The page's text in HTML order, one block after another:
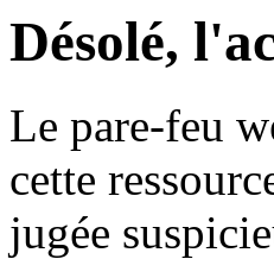
Désolé,
Le pare-feu
cette
jugée